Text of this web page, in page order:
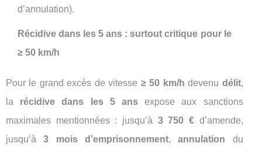
d’annulation).
Récidive dans les 5 ans : surtout critique pour le
≥ 50 km/h
Pour le grand excès de vitesse ≥ 50 km/h devenu délit,
la récidive dans les 5 ans expose aux sanctions
maximales mentionnées : jusqu’à 3 750 €d’amende,
jusqu’à3 mois d’emprisonnement,annulation du